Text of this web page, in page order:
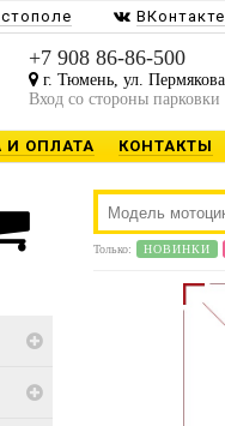
ВКонтакте
+7 908 86-86-500
г. Тюмень, ул.
Вход со стороны парковки
И ОПЛАТА КОНТАКТЫ
Только: НОВИНКИ